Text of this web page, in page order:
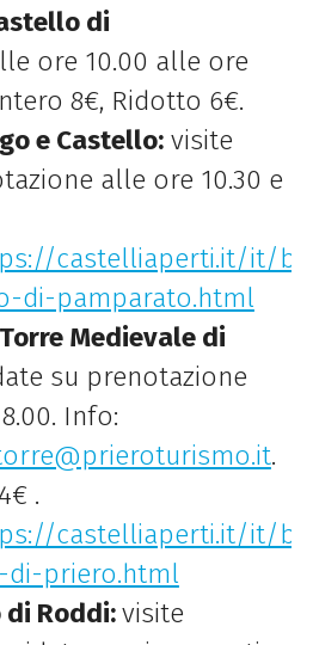
di
ore 10.00 alle ore
8€, Ridotto 6€.
e Castello: visite
alle ore 10.30 e
castelliaperti.it/it/
di-pamparato.html
Medievale di
su prenotazione
Info:
.
.
castelliaperti.it/it/
priero.html
di Roddi:visite